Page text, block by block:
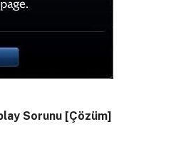
Sorunu [Çözüm]